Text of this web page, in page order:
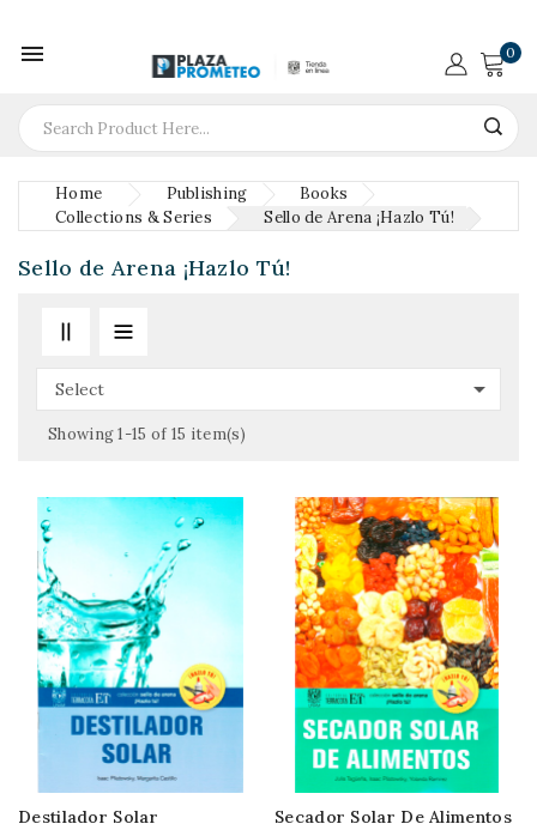
 0
Home Publishing
Books
Collections & Series
Sello de Arena ¡Hazlo Tú!
Sello de Arena ¡Hazlo Tú!
Select 
Showing 1-15 of 15 item(s)
Destilador Solar Secador Solar De Alimentos